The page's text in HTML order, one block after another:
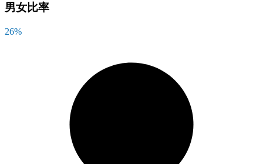
男女比率
26%